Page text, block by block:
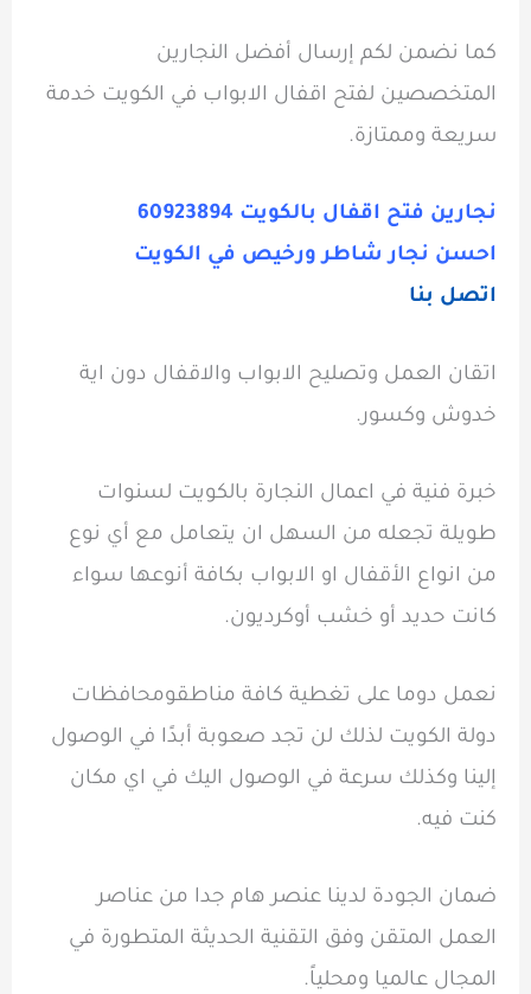
كما نضمن لكم إرسال أفضل النجارين
المتخصصين لفتح اقفال الابواب في الكويت خدمة
سريعة وممتازة.
نجارين فتح اقفال بالكويت 60923894
احسن نجار شاطر ورخيص في الكويت
اتصل بنا
اتقان العمل وتصليح الابواب والاقفال دون اية
خدوش وكسور.
خبرة فنية في اعمال النجارة بالكويت لسنوات
طويلة تجعله من السهل ان يتعامل مع أي نوع
من انواع الأقفال او الابواب بكافة أنوعها سواء
كانت حديد أو خشب أوكرديون.
نعمل دوما على تغطية كافة مناطقومحافظات
دولة الكويت لذلك لن تجد صعوبة أبدًا في الوصول
إلينا وكذلك سرعة في الوصول اليك في اي مكان
كنت فيه.
ضمان الجودة لدينا عنصر هام جدا من عناصر
العمل المتقن وفق التقنية الحديثة المتطورة في
المجال عالميا ومحلياً.